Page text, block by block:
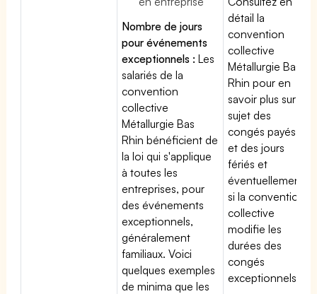
Nombre de jours
pour événements
exceptionnels : Les
salariés de la
convention
collective
Métallurgie Bas
Rhin bénéficient de
la loi qui s'applique
à toutes les
entreprises, pour
des événements
exceptionnels,
généralement
familiaux. Voici
quelques exemples
de minima que les
détail la
convention
collective
Métallurgie Bas
Rhin pour en
savoir plus sur le
sujet des
congés payés
et des jours
fériés et
éventuellement
si la convention
collective
modifie les
durées des
congés
exceptionnels.